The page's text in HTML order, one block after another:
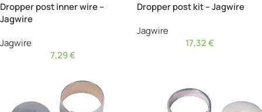
Dropper post inner wire –
Jagwire
Jagwire
7,29€
Dropper post kit – Jagwire
Jagwire
17,32€